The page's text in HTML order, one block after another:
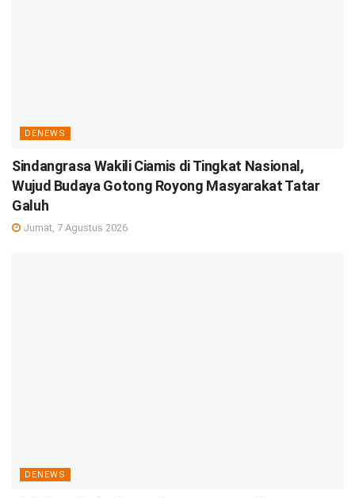
DENEWS
Sindangrasa Wakili Ciamis di Tingkat Nasional,
Wujud Budaya Gotong Royong Masyarakat Tatar
Galuh
Jumat, 7 Agustus 2026
DENEWS